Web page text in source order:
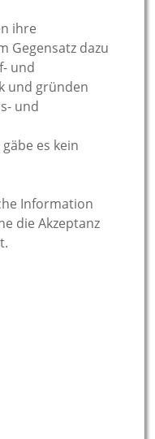
ihre
Gegensatz dazu
und
und gründen
und
es kein
Information
die Akzeptanz